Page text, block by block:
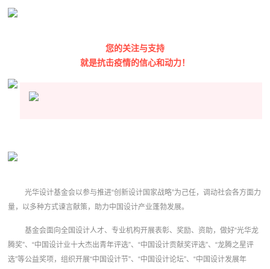
您的关注与支持
就是抗击疫情的信心和动力！
光华设计基金会以参与推进“创新设计国家战略”为己任，调动社会各方面力
量，以多种方式谏言献策，助力中国设计产业蓬勃发展。
基金会面向全国设计人才、专业机构开展表彰、奖励、资助，做好“光华龙
腾奖”、“中国设计业十大杰出青年评选”、“中国设计贡献奖评选”、“龙腾之星评
选”等公益奖项，组织开展“中国设计节”、“中国设计论坛”、“中国设计发展年